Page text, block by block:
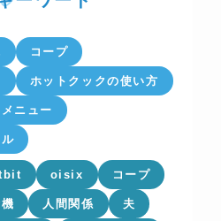
コープ
ホットクックの使い方
ニュー
oisix コープ
人間関係 夫